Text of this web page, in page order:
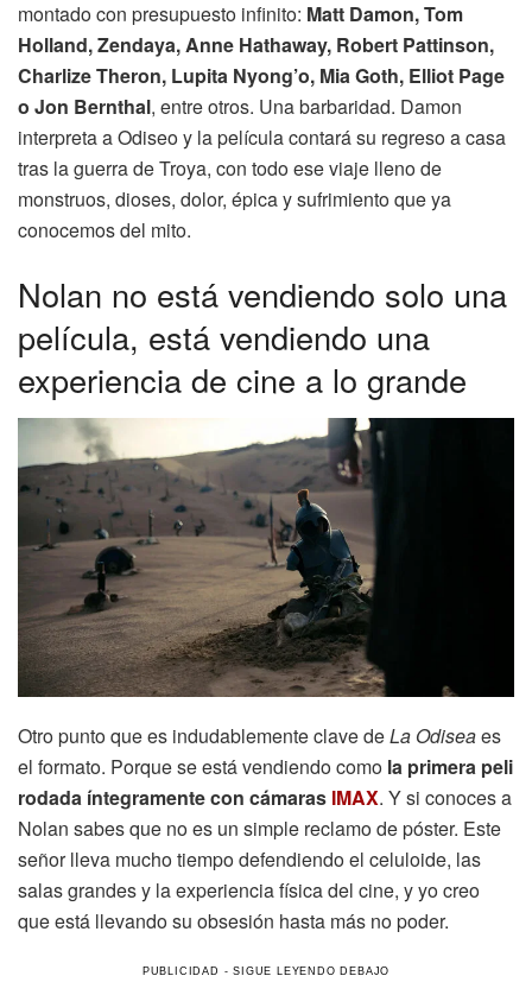
montado con presupuesto infinito: Matt Damon, Tom
Holland, Zendaya, Anne Hathaway, Robert Pattinson,
Charlize Theron, Lupita Nyong’o, Mia Goth, Elliot Page
o Jon Bernthal, entre otros. Una barbaridad. Damon
interpreta a Odiseo y la película contará su regreso a casa
tras la guerra de Troya, con todo ese viaje lleno de
monstruos, dioses, dolor, épica y sufrimiento que ya
conocemos del mito.
Nolan no está vendiendo solo una
película, está vendiendo una
experiencia de cine a lo grande
Otro punto que es indudablemente clave deLa Odiseaes
el formato. Porque se está vendiendo como la primera peli
rodada íntegramente con cámaras IMAX. Y si conoces a
Nolan sabes que no es un simple reclamo de póster. Este
señor lleva mucho tiempo defendiendo el celuloide, las
salas grandes y la experiencia física del cine, y yo creo
que está llevando su obsesión hasta más no poder.